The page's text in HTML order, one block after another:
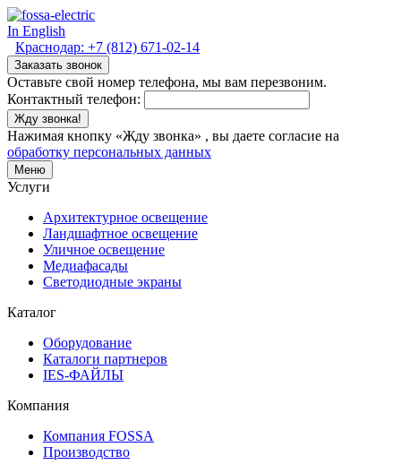
In English
Краснодар: +7 (812) 671-02-14
Заказать звонок
Оставьте свой номер телефона, мы вам перезвоним.
Контактный телефон:
Жду звонка!
Нажимая кнопку «Жду звонка» , вы даете согласие на
обработку персональных данных
Меню
Услуги
Архитектурное освещение
Ландшафтное освещение
Уличное освещение
Медиафасады
Светодиодные экраны
Каталог
Оборудование
Каталоги партнеров
IES-ФАЙЛЫ
Компания
Компания FOSSA
Производство